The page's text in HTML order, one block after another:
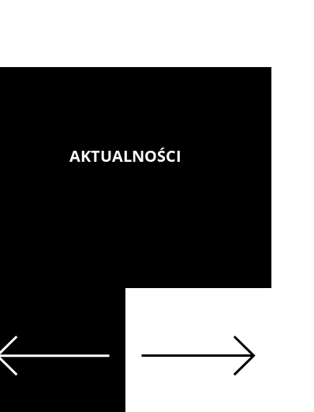
AKTUALNOŚCI
Previous Next